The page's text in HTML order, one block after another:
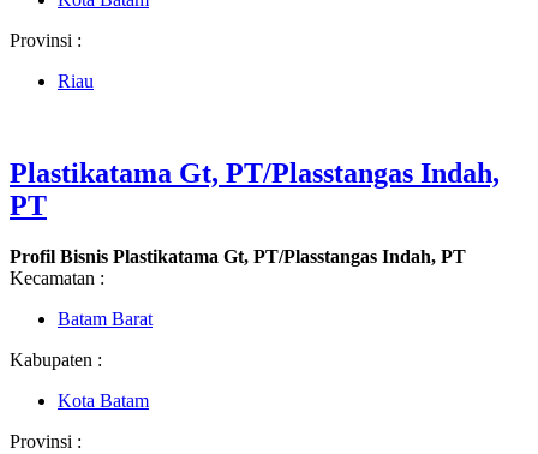
Provinsi :
Riau
Plastikatama Gt, PT/Plasstangas Indah,
PT
Profil Bisnis Plastikatama Gt, PT/Plasstangas Indah, PT
Kecamatan :
Batam Barat
Kabupaten :
Kota Batam
Provinsi :